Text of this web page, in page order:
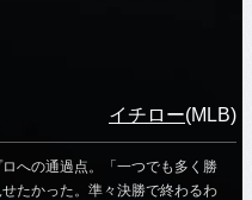
イチロー(MLB)
への通過点。「一つでも多く勝
たかった。準々決勝で終わるわ